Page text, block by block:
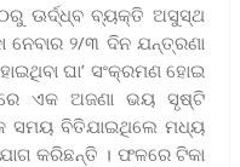
ଊର୍ଦ୍ଧ୍ବ ବ୍ୟକ୍ତି ଅସୁସ୍ଥ
୨/୩ ଦିନ ଯନ୍ତ୍ରଣା
ଘା’ ସଂକ୍ରମଣ ହୋଇ
ଏକ ଅଜଣା ଭୟ ସୃଷ୍ଟି
ସମୟ ବିତିଯାଇଥିଲେ ମଧ୍ୟ
କରିଛନ୍ତି । ଫଳରେ ଟିକା